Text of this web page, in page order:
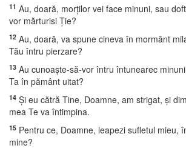
11 Au, doară, morţilor vei face minuni, sau
vor mărturisi Ţie?
12 Au, doară, va spune cineva în mormânt
Tău întru pierzare?
13 Au cunoaşte-să-vor întru întunearec
Ta în pământ uitat?
14 Şi eu cătră Tine, Doamne, am strigat, şi
mea Te va întimpina.
15 Pentru ce, Doamne, leapezi sufletul mieu,
mine?